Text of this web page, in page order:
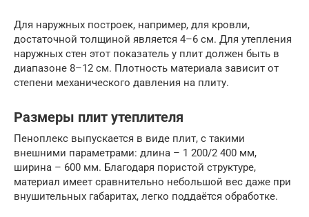
Для наружных построек, например, для кровли,
достаточной толщиной является 4–6 см. Для утепления
наружных стен этот показатель у плит должен быть в
диапазоне 8–12 см. Плотность материала зависит от
степени механического давления на плиту.
Размеры плит утеплителя
Пеноплекс выпускается в виде плит, с такими
внешними параметрами: длина – 1 200/2 400 мм,
ширина – 600 мм. Благодаря пористой структуре,
материал имеет сравнительно небольшой вес даже при
внушительных габаритах, легко поддаётся обработке.